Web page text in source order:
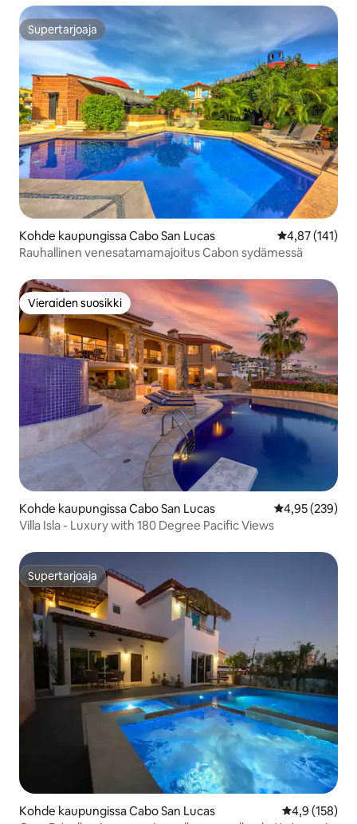
Supertarjoaja
Supertarjoaja
Kohde kaupungissa Cabo San Lucas
4,87 (141)
Rauhallinen venesatamamajoitus Cabon sydämessä
Vieraiden suosikki
Vieraiden suosikki
Kohde kaupungissa Cabo San Lucas
4,95 (239)
Villa Isla - Luxury with 180 Degree Pacific Views
Supertarjoaja
Supertarjoaja
Kohde kaupungissa Cabo San Lucas
4,9 (158)